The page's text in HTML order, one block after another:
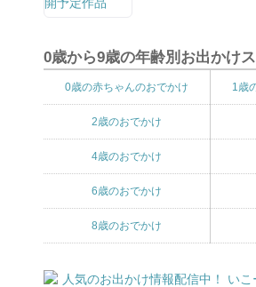
0歳から9歳の年齢別お出かけ
0歳の赤ちゃんのおでかけ 1歳
2歳のおでかけ
4歳のおでかけ
6歳のおでかけ
8歳のおでかけ